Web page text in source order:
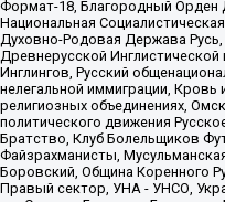
Формат-18, Благородный Орден
Национальная
Духовно-Родовая Держава Русь,
Древнерусской
Инглингов, Русский
нелегальной иммиграции,
религиозных объединениях,
политического движения
Братство, Клуб Болельщиков
Файзрахманисты,
Боровский, Община Коренного
Правый сектор, УНА - УНСО,